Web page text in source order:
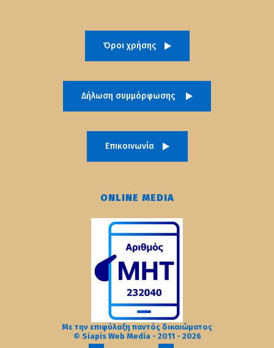
Όροι χρήσης
Δήλωση συμμόρφωσης
Επικοινωνία
ONLINE MEDIA
Με την επιφύλαξη παντός δικαιώματος
© Siapis Web Media - 2011 - 2026